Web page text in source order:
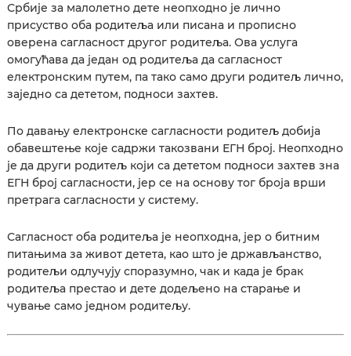
Србије за малолетно дете неопходно је лично
присуство оба родитеља или писана и прописно
оверена сагласност другог родитеља. Ова услуга
омогућава да један од родитеља да сагласност
електронским путем, па тако само други родитељ лично,
заједно са дететом, подноси захтев.
По давању електронске сагласности родитељ добија
обавештење које садржи такозвани ЕГН број. Неопходно
је да други родитељ који са дететом подноси захтев зна
ЕГН број сагласности, јер се на основу тог броја врши
претрага сагласности у систему.
Сагласност оба родитеља је неопходна, јер о битним
питањима за живот детета, као што је држављанство,
родитељи одлучују споразумно, чак и када је брак
родитеља престао и дете додељено на старање и
чување само једном родитељу.